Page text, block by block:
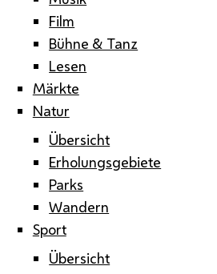
Film
Bühne & Tanz
Lesen
Märkte
Natur
Übersicht
Erholungsgebiete
Parks
Wandern
Sport
Übersicht